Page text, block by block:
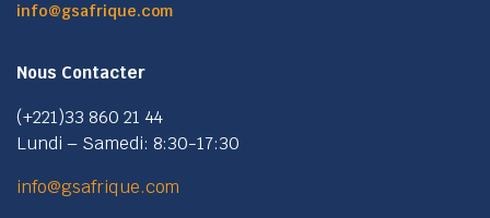
info@gsafrique.com
Nous Contacter
(+221)33 860 21 44
Lundi – Samedi: 8:30-17:30
info@gsafrique.com